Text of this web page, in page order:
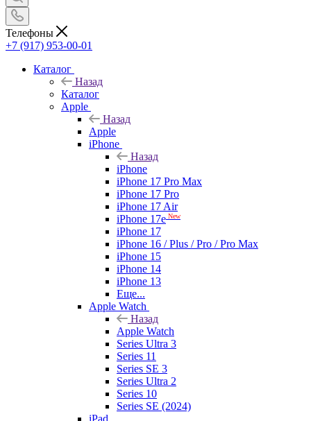
Телефоны
+7 (917) 953-00-01
Каталог
Назад
Каталог
Apple
Назад
Apple
iPhone
Назад
iPhone
iPhone 17 Pro Max
iPhone 17 Pro
iPhone 17 Air
iPhone 17e New
iPhone 17
iPhone 16 / Plus / Pro / Pro Max
iPhone 15
iPhone 14
iPhone 13
Еще...
Apple Watch
Назад
Apple Watch
Series Ultra 3
Series 11
Series SE 3
Series Ultra 2
Series 10
Series SE (2024)